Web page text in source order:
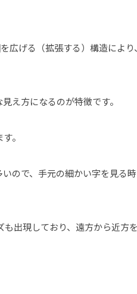
広げる（拡張する）構造によ
え方になるのが特徴です。
。
ので、手元の細かい字を見る
出現しており、遠方から近方